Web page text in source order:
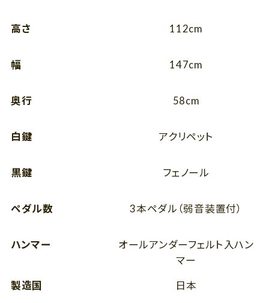
高さ 112cm
幅 147cm
奥行 58cm
白鍵 アクリペット
黒鍵 フェノール
ペダル数 3本ペダル（弱音装置付）
ハンマー
オールアンダーフェルト入ハン
マー
製造国
日本